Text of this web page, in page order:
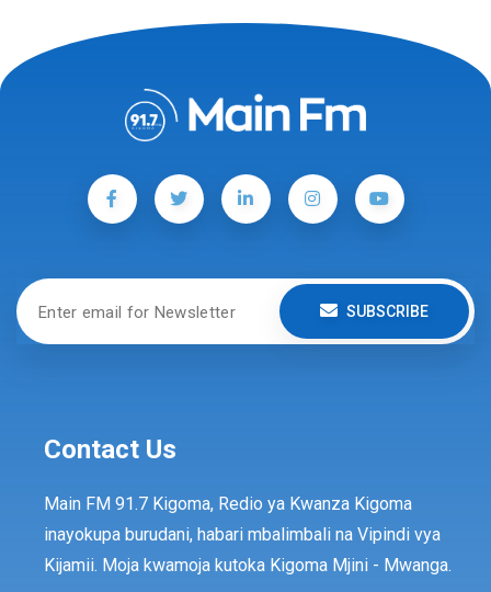
SUBSCRIBE
Contact Us
Main FM 91.7 Kigoma, Redio ya Kwanza Kigoma
inayokupa burudani, habari mbalimbali na Vipindi vya
Kijamii. Moja kwamoja kutoka Kigoma Mjini - Mwanga.